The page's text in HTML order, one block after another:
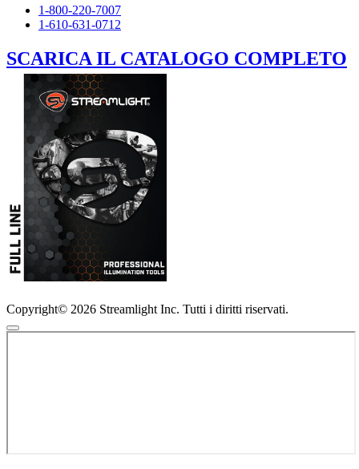
1-800-220-7007
1-610-631-0712
SCARICA IL CATALOGO COMPLETO
Copyright© 2026 Streamlight Inc. Tutti i diritti riservati.